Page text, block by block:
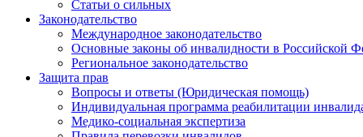
Статьи о сильных
Законодательство
Международное законодательство
Основные законы об инвалидности в Российской
Региональное законодательство
Защита прав
Вопросы и ответы (Юридическая помощь)
Индивидуальная программа реабилитации
Медико-социальная экспертиза